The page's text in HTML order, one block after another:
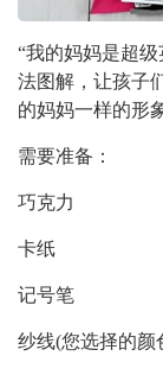
“我的妈妈是超
法图解，让孩子
的妈妈一样的形
需要准备：
巧克力
卡纸
记号笔
纱线(您选择的颜